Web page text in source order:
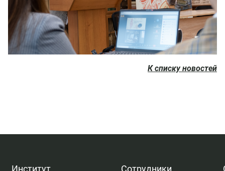
К списку новостей
Институт Сотрудники